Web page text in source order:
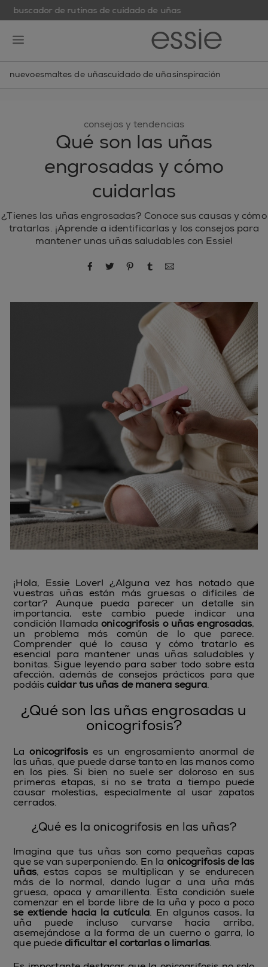
buscador de rutinas de cuidado de uñas
nuevoesmaltes de uñascuidado de uñasinspiración
consejos y tendencias
Qué son las uñas
engrosadas y cómo
cuidarlas
¿Tienes las uñas engrosadas? Conoce sus causas y cómo
tratarlas. ¡Aprende a identificarlas y los consejos para
mantener unas uñas saludables con Essie!
compartir por Facebook
compartir por Twitter
compartir por Pinterest
compartir por Tumblr
compartir por
¡Hola, Essie Lover! ¿Alguna vez has notado que
vuestras uñas están más gruesas o difíciles de
cortar? Aunque pueda parecer un detalle sin
importancia, este cambio puede indicar una
condición llamadaonicogrifosis o uñas engrosadas,
un problema más común de lo que parece.
Comprender qué lo causa y cómo tratarlo es
esencial para mantener unas uñas saludables y
bonitas. Sigue leyendo para saber todo sobre esta
afección, además de consejos prácticos para que
podáiscuidar tus uñas de manera segura.
¿Qué son las uñas engrosadas u
onicogrifosis?
Laonicogrifosises un engrosamiento anormal de
las uñas, que puede darse tanto en las manos como
en los pies. Si bien no suele ser doloroso en sus
primeras etapas, si no se trata a tiempo puede
causar molestias, especialmente al usar zapatos
cerrados.
¿Qué es la onicogrifosis en las uñas?
Imagina que tus uñas son como pequeñas capas
que se van superponiendo. En la onicogrifosis de las
uñas, estas capas se multiplican y se endurecen
más de lo normal, dando lugar a una uña más
gruesa, opaca y amarillenta. Esta condición suele
comenzar en el borde libre de la uña y poco a poco
se extiende hacia la cutícula. En algunos casos, la
uña puede incluso curvarse hacia arriba,
asemejándose a la forma de un cuerno o garra, lo
que puededificultar el cortarlas o limarlas.